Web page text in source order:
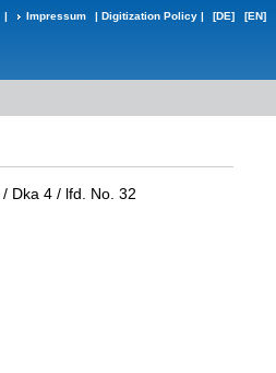
| Impressum | Digitization Policy | [DE] [EN]
Dka 4 / lfd. No. 32